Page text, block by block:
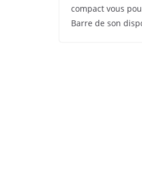
compact vous
Barre de son